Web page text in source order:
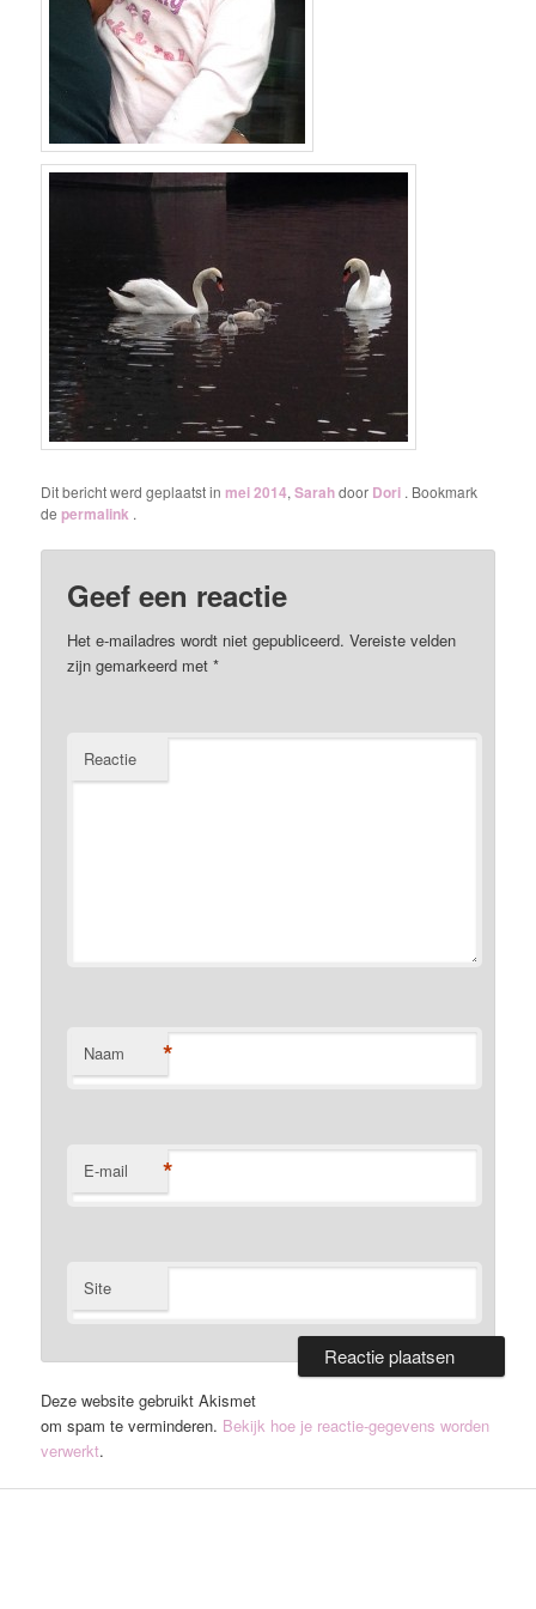
Dit bericht werd geplaatst inmei 2014,Sarahdoor Dori . Bookmark
depermalink .
Geef een reactie
Het e-mailadres wordt niet gepubliceerd. Vereiste velden
zijn gemarkeerd met*
Reactie
Naam *
E-mail *
Site
Deze website gebruikt Akismet
om spam te verminderen. Bekijk hoe je reactie-gegevens worden
verwerkt.